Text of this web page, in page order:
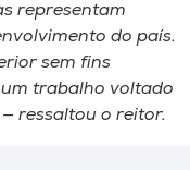
representam
do país.
sem fins
trabalho voltado
ressaltou o reitor.